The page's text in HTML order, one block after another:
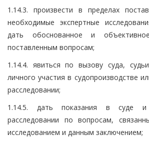
1.14.3. произвести в пределах
необходимые экспертные
дать обоснованное и
поставленным вопросам;
1.14.4. явиться по вызову суда,
личного участия в судопроизводстве
расследовании;
1.14.5. дать показания в суде и
расследовании по вопросам,
исследованием и данным заключением;